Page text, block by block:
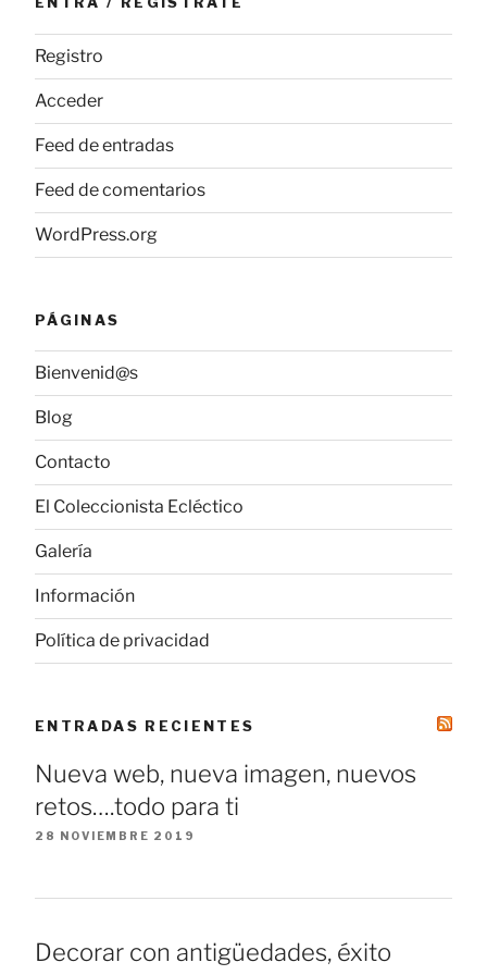
Registro
Acceder
Feed de entradas
Feed de comentarios
WordPress.org
PÁGINAS
Bienvenid@s
Blog
Contacto
El Coleccionista Ecléctico
Galería
Información
Política de privacidad
ENTRADAS RECIENTES
Nueva web, nueva imagen, nuevos
retos….todo para ti
28 NOVIEMBRE 2019
Decorar con antigüedades, éxito